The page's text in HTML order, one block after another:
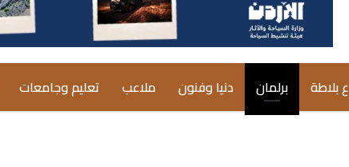
ع بلاطة برلمان دنيا وفنون ملاعب تعليم وجامعات